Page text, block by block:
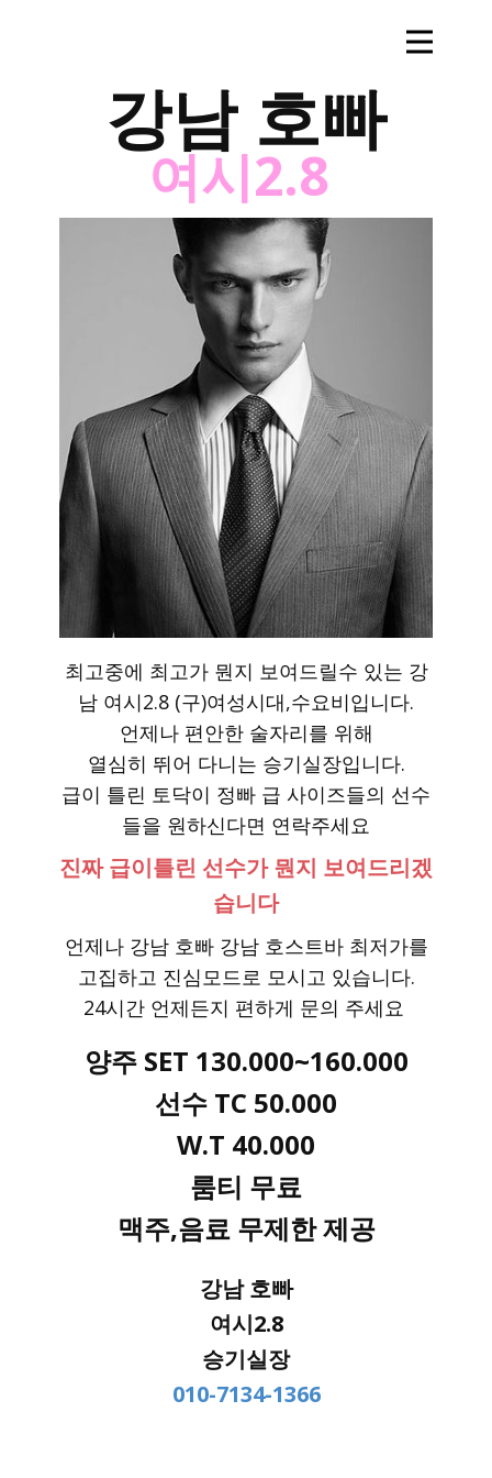
강남 호빠
여시2.8
최고중에 최고가 뭔지 보여드릴수 있는 강
남 여시2.8 (구)여성시대,수요비입니다.
언제나 편안한 술자리를 위해
열심히 뛰어 다니는 승기실장입니다.
급이 틀린 토닥이 정빠 급 사이즈들의 선수
들을 원하신다면 연락주세요
진짜 급이틀린 선수가 뭔지 보여드리겠
습니다
언제나 강남 호빠 강남 호스트바 최저가를
고집하고 진심모드로 모시고 있습니다.
24시간 언제든지 편하게 문의 주세요
양주 SET 130.000~160.000
선수 TC 50.000
W.T 40.000
룸티 무료
맥주,음료 무제한 제공
강남 호빠
여시2.8
승기실장
010-7134-1366